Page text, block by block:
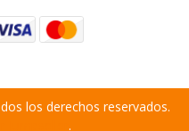
los derechos reservados.
.